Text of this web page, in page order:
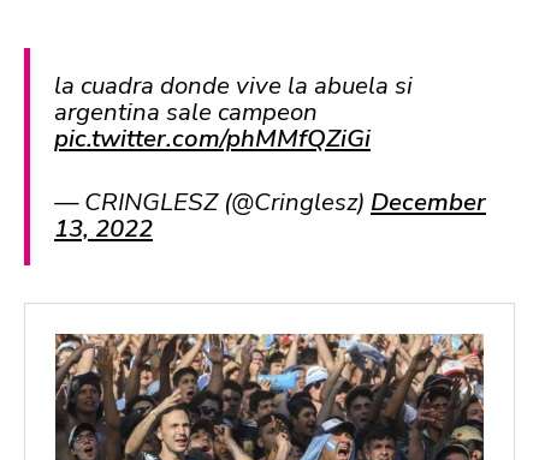
la cuadra donde vive la abuela si
argentina sale campeon
pic.twitter.com/phMMfQZiGi
— CRINGLESZ (@Cringlesz) December
13, 2022